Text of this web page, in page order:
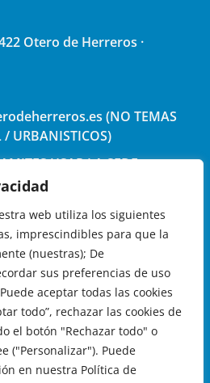
web utiliza los siguientes
imprescindibles para que la
(nuestras); De
sus preferencias de uso
aceptar todas las cookies
todo”, rechazar las cookies de
el botón "Rechazar todo" o
("Personalizar"). Puede
en nuestra Política de
Otero de Herreros ·
(NO TEMAS
/ URBANISTICOS)
USAR LA SEDE
aquí)
REDES